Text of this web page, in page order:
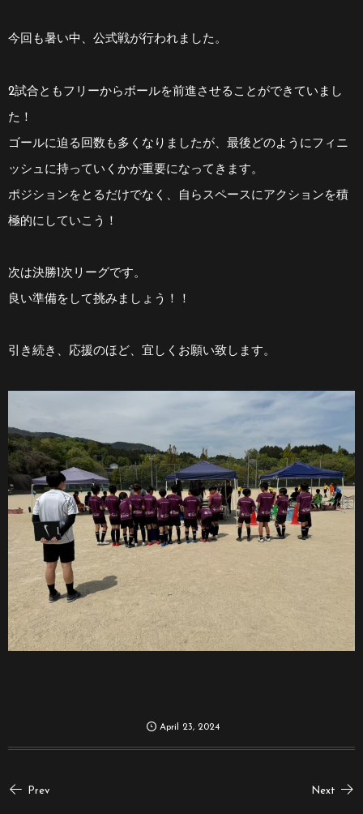
今回も暑い中、公式戦が行われました。
2試合ともフリーからボールを前進させることができていまし
た！
ゴールに迫る回数も多くなりましたが、最後どのようにフィニ
ッシュに持っていくかが重要になってきます。
ポジションをとるだけでなく、自らスペースにアクションを積
極的にしていこう！
次は決勝1次リーグです。
良い準備をして挑みましょう！！
引き続き、応援のほど、宜しくお願い致します。
April 23, 2024
Prev Next